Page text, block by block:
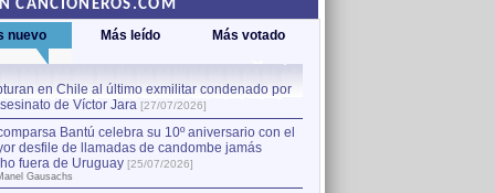
CANCIONEROS.COM
nuevo Más leído Más votado
en Chile al último exmilitar condenado por
de Víctor Jara [27/07/2026]
Bantú celebra su 10º aniversario con el
desfile de llamadas de candombe jamás
fuera de Uruguay [25/07/2026]
Gausachs